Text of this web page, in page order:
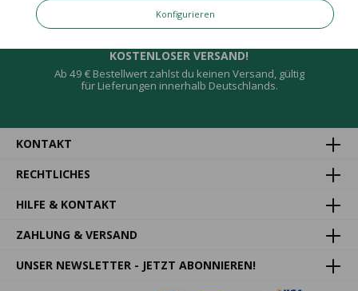
KOSTENLOSER VERSAND!
Ab 49 € Bestellwert zahlst du keinen Versand, gültig
für Lieferungen innerhalb Deutschlands.
KONTAKT
RECHTLICHES
HILFE & KONTAKT
ZAHLUNG & VERSAND
UNSER NEWSLETTER - JETZT ABONNIEREN!
Konfigurieren